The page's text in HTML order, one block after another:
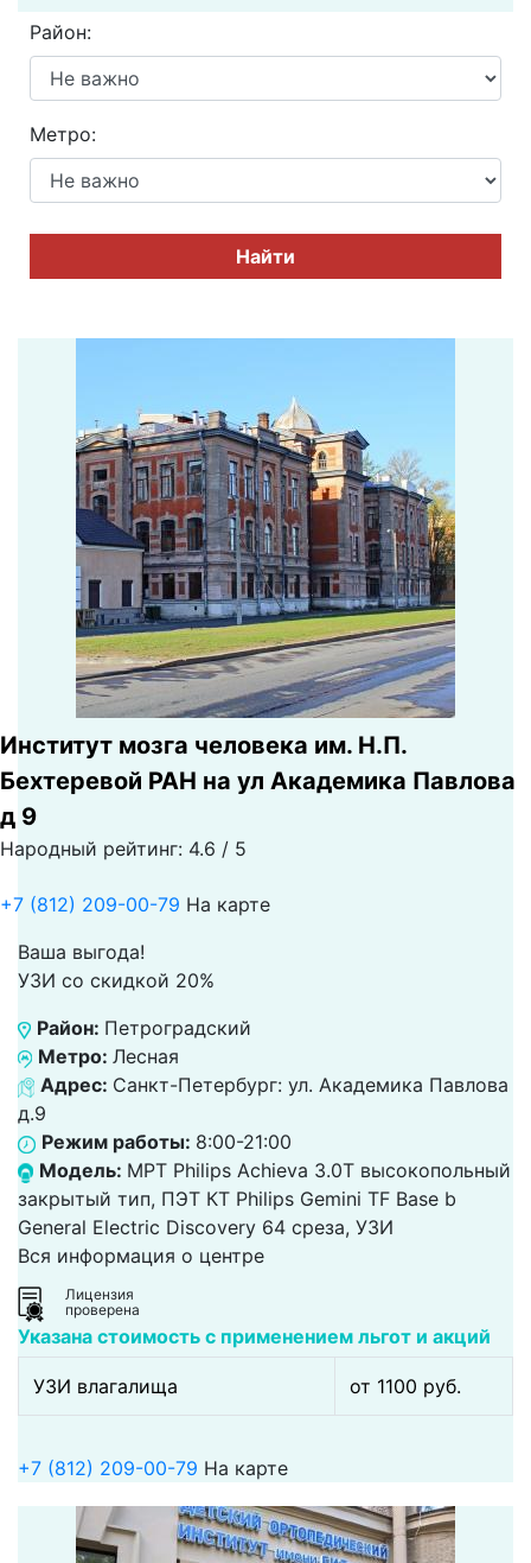
Район:
Метро:
Найти
Институт мозга человека им. Н.П.
Бехтеревой РАН на ул Академика Павлова
д 9
Народный рейтинг: 4.6 / 5
+7 (812) 209-00-79 На карте
Ваша выгода!
УЗИ со скидкой 20%
Район: Петроградский
Метро: Лесная
Адрес: Санкт-Петербург: ул. Академика Павлова
д.9
Режим работы: 8:00-21:00
Модель: МРТ Philips Achieva 3.0T высокопольный
закрытый тип, ПЭТ КТ Philips Gemini TF Base b
General Electric Discovery 64 среза, УЗИ
Вся информация о центре
Лицензия
проверена
Указана стоимость с применением льгот и акций
УЗИ влагалища от 1100 pуб.
+7 (812) 209-00-79 На карте